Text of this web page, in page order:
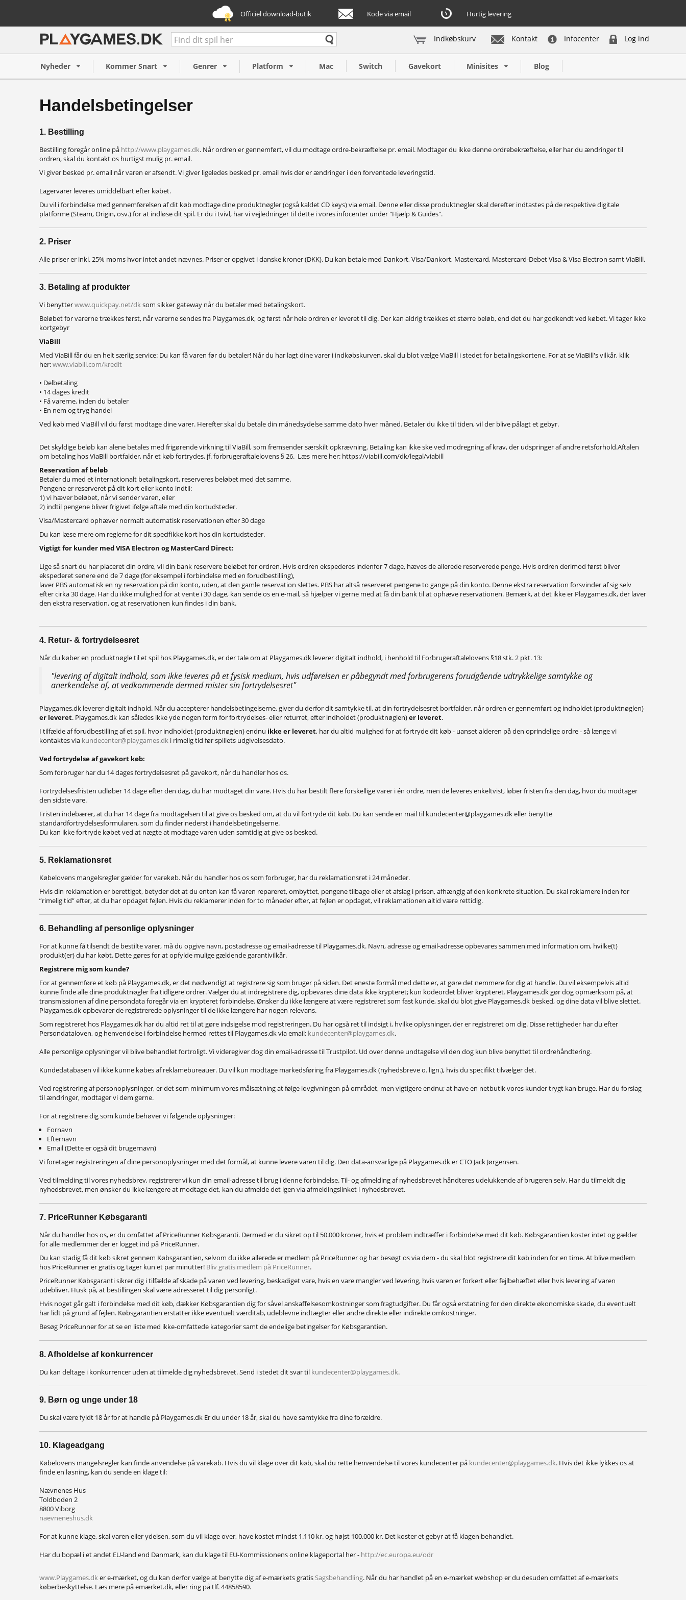
Officiel download-butik Kode via email Hurtig levering
Kontakt Infocenter Log ind
Indkøbskurv
Nyheder Kommer Snart Genrer Platform Mac Switch Gavekort Minisites Blog
Handelsbetingelser
1. Bestilling
Bestilling foregår online på http://www.playgames.dk. Når ordren er gennemført, vil du modtage ordre-bekræftelse pr. email. Modtager du ikke denne ordrebekræftelse, eller har du ændringer til
ordren, skal du kontakt os hurtigst mulig pr. email.
Vi giver besked pr. email når varen er afsendt. Vi giver ligeledes besked pr. email hvis der er ændringer i den forventede leveringstid.
Lagervarer leveres umiddelbart efter købet.
Du vil i forbindelse med gennemførelsen af dit køb modtage dine produktnøgler (også kaldet CD keys) via email. Denne eller disse produktnøgler skal derefter indtastes på de respektive digitale
platforme (Steam, Origin, osv.) for at indløse dit spil. Er du i tvivl, har vi vejledninger til dette i vores infocenter under "Hjælp & Guides".
2. Priser
Alle priser er inkl. 25% moms hvor intet andet nævnes. Priser er opgivet i danske kroner (DKK). Du kan betale med Dankort, Visa/Dankort, Mastercard, Mastercard-Debet Visa & Visa Electron samt ViaBill.
3. Betaling af produkter
Vi benytterwww.quickpay.net/dksom sikker gateway når du betaler med betalingskort.
Beløbet for varerne trækkes først, når varerne sendes fra Playgames.dk, og først når hele ordren er leveret til dig. Der kan aldrig trækkes et større beløb, end det du har godkendt ved købet. Vi tager ikke
kortgebyr
ViaBill
Med ViaBill får du en helt særlig service: Du kan få varen før du betaler! Når du har lagt dine varer i indkøbskurven, skal du blot vælge ViaBill i stedet for betalingskortene. For at se ViaBill's vilkår, klik
her:www.viabill.com/kredit
• Delbetaling
• 14 dages kredit
• Få varerne, inden du betaler
• En nem og tryg handel
Ved køb med ViaBill vil du først modtage dine varer. Herefter skal du betale din månedsydelse samme dato hver måned. Betaler du ikke til tiden, vil der blive pålagt et gebyr.
Det skyldige beløb kan alene betales med frigørende virkning til ViaBill, som fremsender særskilt opkrævning. Betaling kan ikke ske ved modregning af krav, der udspringer af andre retsforhold.Aftalen
om betaling hosViaBill bortfalder, når et køb fortrydes, jf. forbrugeraftalelovens § 26. Læs mere her: https://viabill.com/dk/legal/viabill
Reservation af beløb
Betaler du med et internationalt betalingskort, reserveres beløbet med det samme.
Pengene er reserveret på dit kort eller konto indtil:
1) vi hæver beløbet, når vi sender varen, eller
2) indtil pengene bliver frigivet ifølge aftale med din kortudsteder.
Visa/Mastercard ophæver normalt automatisk reservationen efter 30 dage
Du kan læse mere om reglerne for dit specifikke kort hos din kortudsteder.
Vigtigt for kunder med VISA Electron og MasterCard Direct:
Lige så snart du har placeret din ordre, vil din bank reservere beløbet for ordren. Hvis ordren ekspederes indenfor 7 dage, hæves de allerede reserverede penge. Hvis ordren derimod først bliver
ekspederet senere end de 7 dage (for eksempel i forbindelse med en forudbestilling),
laver PBS automatisk en ny reservation på din konto, uden, at den gamle reservation slettes. PBS har altså reserveret pengene to gange på din konto. Denne ekstra reservation forsvinder af sig selv
efter cirka 30 dage. Har du ikke mulighed for at vente i 30 dage, kan sende os en e-mail, så hjælper vi gerne med at få din bank til at ophæve reservationen. Bemærk, at det ikke er Playgames.dk, der laver
den ekstra reservation, og at reservationen kun findes i din bank.
4. Retur- & fortrydelsesret
Når du køber en produktnøgle til et spil hos Playgames.dk, er der tale om at Playgames.dk leverer digitalt indhold, i henhold til Forbrugeraftalelovens §18 stk. 2 pkt. 13:
"levering af digitalt indhold, som ikke leveres på et fysisk medium, hvis udførelsen er påbegyndt med forbrugerens forudgående udtrykkelige samtykke og
anerkendelse af, at vedkommende dermed mister sin fortrydelsesret"
Playgames.dk leverer digitalt indhold. Når du accepterer handelsbetingelserne, giver du derfor dit samtykke til, at din fortrydelsesret bortfalder, når ordren er gennemført og indholdet (produktnøglen)
er leveret. Playgames.dk kan således ikke yde nogen form for fortrydelses- eller returret, efter indholdet (produktnøglen)er leveret.
I tilfælde af forudbestilling af et spil, hvor indholdet (produktnøglen) endnu ikke er leveret, har du altid mulighed for at fortryde dit køb - uanset alderen på den oprindelige ordre - så længe vi
kontaktes via kundecenter@playgames.dk i rimelig tid før spillets udgivelsesdato.
Ved fortrydelse af gavekort køb:
Som forbruger har du 14 dages fortrydelsesret på gavekort, når du handler hos os.
Fortrydelsesfristen udløber 14 dage efter den dag, du har modtaget din vare. Hvis du har bestilt flere forskellige varer i én ordre, men de leveres enkeltvist, løber fristen fra den dag, hvor du modtager
den sidste vare.
Fristen indebærer, at du har 14 dage fra modtagelsen til at give os besked om, at du vil fortryde dit køb. Du kan sende en mail til kundecenter@playgames.dk eller benytte
standardfortrydelsesformularen, som du finder nederst i handelsbetingelserne.
Du kan ikke fortryde købet ved at nægte at modtage varen uden samtidig at give os besked.
5. Reklamationsret
Købelovens mangelsregler gælder for varekøb. Når du handler hos os som forbruger, har du reklamationsret i 24 måneder.
Hvis din reklamation er berettiget, betyder det at du enten kan få varen repareret, ombyttet, pengene tilbage eller et afslag i prisen, afhængig af den konkrete situation. Du skal reklamere inden for
”rimelig tid” efter, at du har opdaget fejlen. Hvis du reklamerer inden for to måneder efter, at fejlen er opdaget, vil reklamationen altid være rettidig.
6. Behandling af personlige oplysninger
For at kunne få tilsendt de bestilte varer, må du opgive navn, postadresse og email-adresse til Playgames.dk. Navn, adresse og email-adresse opbevares sammen med information om, hvilke(t)
produkt(er) du har købt. Dette gøres for at opfylde mulige gældende garantivilkår.
Registrere mig som kunde?
For at gennemføre et køb på Playgames.dk, er det nødvendigt at registrere sig som bruger på siden. Det eneste formål med dette er, at gøre det nemmere for dig at handle. Du vil eksempelvis altid
kunne finde alle dine produktnøgler fra tidligere ordrer. Vælger du at indregistrere dig, opbevares dine data ikke krypteret; kun kodeordet bliver krypteret. Playgames.dk gør dog opmærksom på, at
transmissionen af dine persondata foregår via en krypteret forbindelse. Ønsker du ikke længere at være registreret som fast kunde, skal du blot give Playgames.dk besked, og dine data vil blive slettet.
Playgames.dk opbevarer de registrerede oplysninger til de ikke længere har nogen relevans.
Som registreret hos Playgames.dk har du altid ret til at gøre indsigelse mod registreringen. Du har også ret til indsigt i, hvilke oplysninger, der er registreret om dig. Disse rettigheder har du efter
Persondataloven, og henvendelse i forbindelse hermed rettes til Playgames.dk via email: kundecenter@playgames.dk.
Alle personlige oplysninger vil blive behandlet fortroligt. Vi videregiver dog din email-adresse til Trustpilot. Ud over denne undtagelse vil den dog kun blive benyttet til ordrehåndtering.
Kundedatabasen vil ikke kunne købes af reklamebureauer. Du vil kun modtage markedsføring fra Playgames.dk (nyhedsbreve o. lign.), hvis du specifikt tilvælger det.
Ved registrering af personoplysninger, er det som minimum vores målsætning at følge lovgivningen på området, men vigtigere endnu; at have en netbutik vores kunder trygt kan bruge. Har du forslag
til ændringer, modtager vi dem gerne.
For at registrere dig som kunde behøver vi følgende oplysninger:
Fornavn
Efternavn
Email (Dette er også dit brugernavn)
Vi foretager registreringen af dine personoplysninger med det formål, at kunne levere varen til dig. Den data-ansvarlige på Playgames.dk er CTO Jack Jørgensen.
Ved tilmelding til vores nyhedsbrev, registrerer vi kun din email-adresse til brug i denne forbindelse. Til- og afmelding af nyhedsbrevet håndteres udelukkende af brugeren selv. Har du tilmeldt dig
nyhedsbrevet, men ønsker du ikke længere at modtage det, kan du afmelde det igen via afmeldingslinket i nyhedsbrevet.
7. PriceRunner Købsgaranti
Når du handler hos os, er du omfattet af PriceRunner Købsgaranti. Dermed er du sikret op til 50.000 kroner, hvis et problem indtræffer i forbindelse med dit køb. Købsgarantien koster intet og gælder
for alle medlemmer der er logget ind på PriceRunner.
Du kan stadig få dit køb sikret gennem Købsgarantien, selvom du ikke allerede er medlem på PriceRunner og har besøgt os via dem - du skal blot registrere dit køb inden for en time. At blive medlem
hos PriceRunner er gratis og tager kun et par minutter! Bliv gratis medlem på PriceRunner.
PriceRunner Købsgaranti sikrer dig i tilfælde af skade på varen ved levering, beskadiget vare, hvis en vare mangler ved levering, hvis varen er forkert eller fejlbehæftet eller hvis levering af varen
udebliver. Husk på, at bestillingen skal være adresseret til dig personligt.
Hvis noget går galt i forbindelse med dit køb, dækker Købsgarantien dig for såvel anskaffelsesomkostninger som fragtudgifter. Du får også erstatning for den direkte økonomiske skade, du eventuelt
har lidt på grund af fejlen. Købsgarantien erstatter ikke eventuelt værditab, udeblevne indtægter eller andre direkte eller indirekte omkostninger.
Besøg PriceRunner for at se en liste med ikke-omfattede kategorier samt de endelige betingelser for Købsgarantien.
8. Afholdelse af konkurrencer
Du kan deltage i konkurrencer uden at tilmelde dig nyhedsbrevet. Send i stedet dit svar til kundecenter@playgames.dk.
9. Børn og unge under 18
Du skal være fyldt 18 år for at handle på Playgames.dk Er du under 18 år, skal du have samtykke fra dine forældre.
10. Klageadgang
Købelovens mangelsregler kan finde anvendelse på varekøb. Hvis du vil klage over dit køb, skal du rette henvendelse til vores kundecenter på kundecenter@playgames.dk. Hvis det ikke lykkes os at
finde en løsning, kan du sende en klage til:
Nævnenes Hus
Toldboden 2
8800 Viborg
naevneneshus.dk
For at kunne klage, skal varen eller ydelsen, som du vil klage over, have kostet mindst 1.110 kr. og højst 100.000 kr. Det koster et gebyr at få klagen behandlet.
Har du bopæl i et andet EU-land end Danmark, kan du klage til EU-Kommissionens online klageportal her - http://ec.europa.eu/odr
www.Playgames.dker e-mærket, og du kan derfor vælge at benytte dig af e-mærkets gratisSagsbehandling. Når du har handlet på en e-mærket webshop er du desuden omfattet af e-mærkets
køberbeskyttelse. Læs mere på emærket.dk, eller ring på tlf. 44858590.